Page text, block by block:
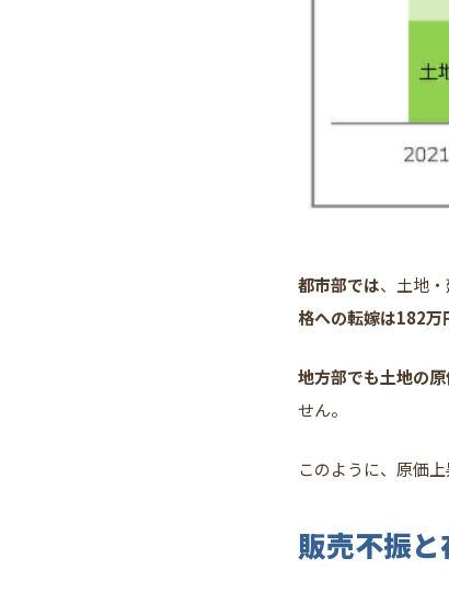
都市部では、土地
格への転嫁は182万
地方部でも土地の
せん。
このように、原価
販売不振